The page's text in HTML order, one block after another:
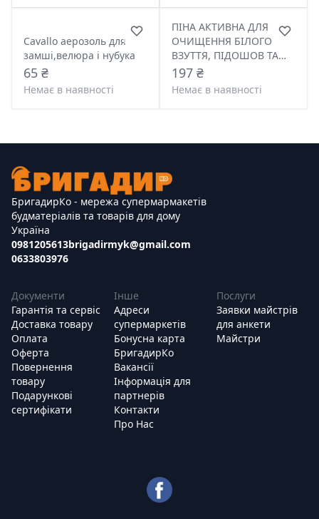
Cavallo аерозоль для
замші,велюра і нубука
65 ₴
Немає в наявності
ПІНА АКТИВНА ДЛЯ
ОЧИЩЕННЯ БІЛОГО
ВЗУТТЯ, ПІДОШОВ ТА
РАНТІВ 200 МЛ WALKIN
197 ₴
Немає в наявності
БригадирКо - мережа супермармакетів
будматеріалів та товарів для дому
Україна
0981205613
0633803976
brigadirmyk@gmail.com
Документи
Гарантія та сервіс
Доставка товару
Оплата
Оферта
Повернення
товару
Подарункові
сертифікати
Інше
Адреси
супермаркетів
Бонусна карта
БригадирКо
Вакансії
Інформація для
партнерів
Контакти
Про Нас
Послуги
Заявки майстрів
для анкети
Майстри